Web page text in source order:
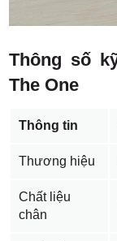
Thông số
The One
Thông tin
Thương hiệu
Chất liệu
chân